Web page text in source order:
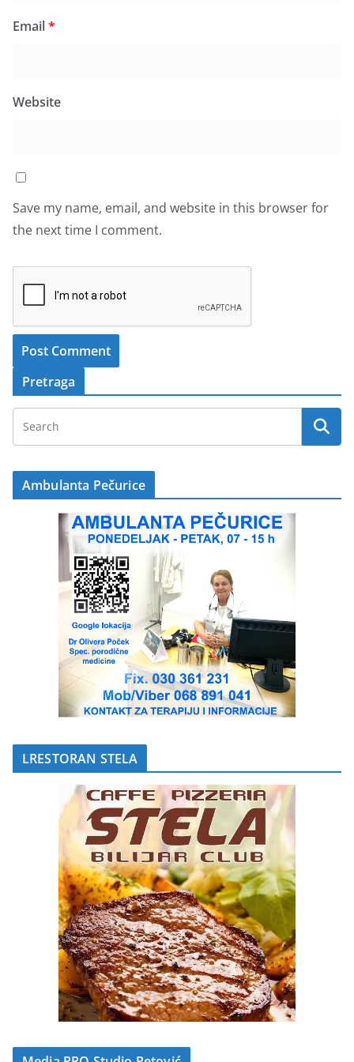
Email*
Website
Save my name, email, and website in this browser for
the next time I comment.
Pretraga
Ambulanta Pečurice
LRESTORAN STELA